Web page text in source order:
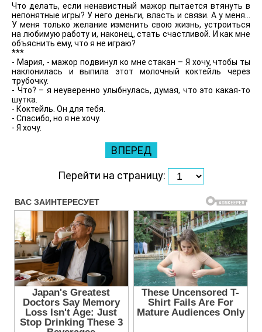
Что делать, если ненавистный мажор пытается втянуть в
непонятные игры? У него деньги, власть и связи. А у меня...
У меня только желание изменить свою жизнь, устроиться
на любимую работу и, наконец, стать счастливой. И как мне
объяснить ему, что я не играю?
***
- Мария, - мажор подвинул ко мне стакан – Я хочу, чтобы ты
наклонилась и выпила этот молочный коктейль через
трубочку.
- Что? – я неуверенно улыбнулась, думая, что это какая-то
шутка.
- Коктейль. Он для тебя.
- Спасибо, но я не хочу.
- Я хочу.
ВПЕРЕД
Перейти на страницу: